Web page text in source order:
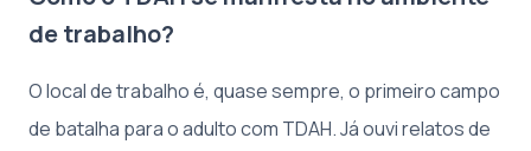
de trabalho?
O local de trabalho é, quase sempre, o primeiro campo
de batalha para o adulto com TDAH. Já ouvi relatos de